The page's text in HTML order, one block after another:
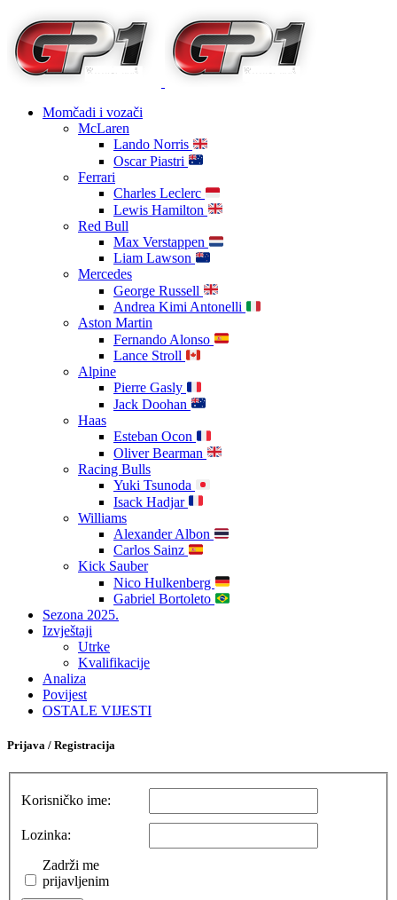
Momčadi i vozači
McLaren
Lando Norris
Oscar Piastri
Ferrari
Charles Leclerc
Lewis Hamilton
Red Bull
Max Verstappen
Liam Lawson
Mercedes
George Russell
Andrea Kimi Antonelli
Aston Martin
Fernando Alonso
Lance Stroll
Alpine
Pierre Gasly
Jack Doohan
Haas
Esteban Ocon
Oliver Bearman
Racing Bulls
Yuki Tsunoda
Isack Hadjar
Williams
Alexander Albon
Carlos Sainz
Kick Sauber
Nico Hulkenberg
Gabriel Bortoleto
Sezona 2025.
Izvještaji
Utrke
Kvalifikacije
Analiza
Povijest
OSTALE VIJESTI
Prijava / Registracija
Korisničko ime:
Lozinka:
Zadrži me
prijavljenim